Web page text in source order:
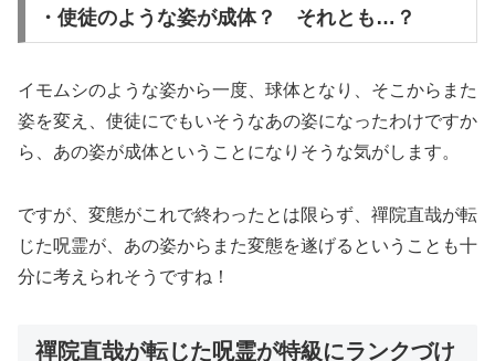
・使徒のような姿が成体？ それとも…？
イモムシのような姿から一度、球体となり、そこからまた
姿を変え、使徒にでもいそうなあの姿になったわけですか
ら、あの姿が成体ということになりそうな気がします。
ですが、変態がこれで終わったとは限らず、禪院直哉が転
じた呪霊が、あの姿からまた変態を遂げるということも十
分に考えられそうですね！
禪院直哉が転じた呪霊が特級にランクづけ